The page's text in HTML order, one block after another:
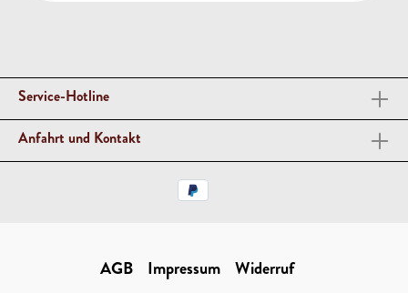
Service-Hotline
Anfahrt und Kontakt
AGB Impressum
Widerruf